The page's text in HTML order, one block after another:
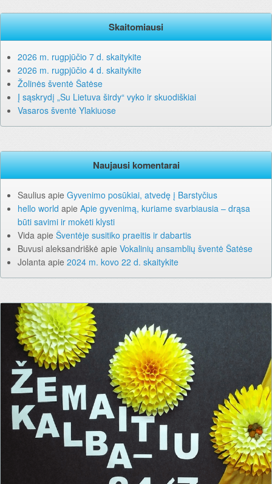
Skaitomiausi
2026 m. rugpjūčio 7 d. skaitykite
2026 m. rugpjūčio 4 d. skaitykite
Žolinės šventė Šatėse
Į sąskrydį „Su Lietuva širdy“ vyko ir skuodiškiai
Vasaros šventė Ylakiuose
Naujausi komentarai
Saulius apie Gyvenimo posūkiai, atvedę į Barstyčius
hello world apie Apie gyvenimą, kuriame svarbiausia – drąsa
būti savimi ir mokėti klysti
Vida apie Šventėje susitiko praeitis ir dabartis
Buvusi aleksandriškė apie Vokalinių ansamblių šventė Šatėse
Jolanta apie 2024 m. kovo 22 d. skaitykite